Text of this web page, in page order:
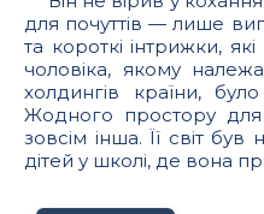
для почуттів — лише
та короткі інтрижки,
чоловіка, якому
холдингів країни,
Жодного простору
зовсім інша. Її світ
дітей у школі, де вона